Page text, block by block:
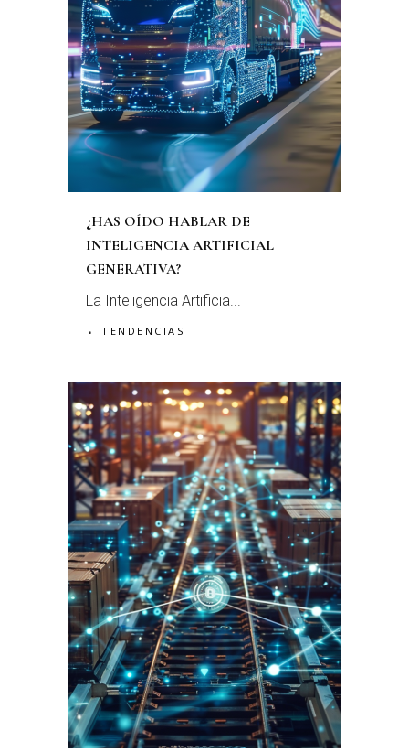
¿HAS OÍDO HABLAR DE
INTELIGENCIA ARTIFICIAL
GENERATIVA?
La Inteligencia Artificia...
TENDENCIAS